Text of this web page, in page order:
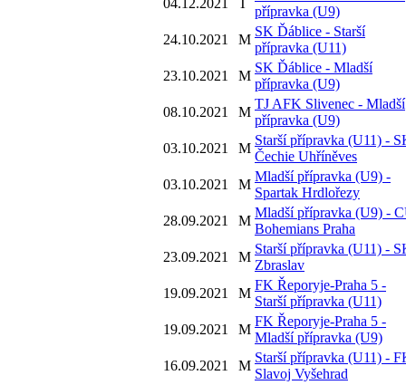
04.12.2021
přípravka (U9)
24.10.2021
M
SK Ďáblice - Starší
přípravka (U11)
23.10.2021
M
SK Ďáblice - Mladší
přípravka (U9)
08.10.2021
M
TJ AFK Slivenec - Mladší
přípravka (U9)
03.10.2021
M
Starší přípravka (U11) -
Čechie Uhříněves
03.10.2021
M
Mladší přípravka (U9) -
Spartak Hrdlořezy
28.09.2021
M
Mladší přípravka (U9) -
Bohemians Praha
23.09.2021
M
Starší přípravka (U11) -
Zbraslav
19.09.2021
M
FK Řeporyje-Praha 5 -
Starší přípravka (U11)
19.09.2021
M
FK Řeporyje-Praha 5 -
Mladší přípravka (U9)
16.09.2021
M
Starší přípravka (U11) -
Slavoj Vyšehrad